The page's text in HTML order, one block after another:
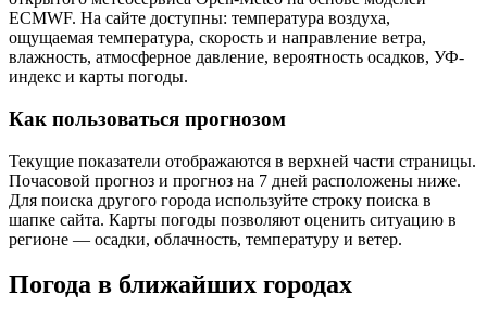
ECMWF. На сайте доступны: температура воздуха,
ощущаемая температура, скорость и направление ветра,
влажность, атмосферное давление, вероятность осадков, УФ-
индекс и карты погоды.
Как пользоваться прогнозом
Текущие показатели отображаются в верхней части страницы.
Почасовой прогноз и прогноз на 7 дней расположены ниже.
Для поиска другого города используйте строку поиска в
шапке сайта. Карты погоды позволяют оценить ситуацию в
регионе — осадки, облачность, температуру и ветер.
Погода в ближайших городах